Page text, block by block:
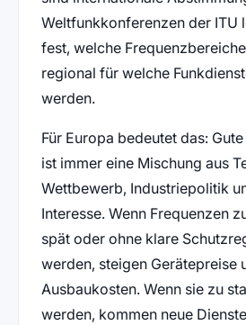
Weltfunkkonferenzen der ITU
fest, welche
regional für welche
werden.
Für Europa bedeutet das:
ist immer eine Mischung aus
Wettbewerb, Industriepolitik
Interesse. Wenn Frequenzen
spät oder ohne klare
werden, steigen Gerätepreise
Ausbaukosten. Wenn sie zu
werden, kommen neue